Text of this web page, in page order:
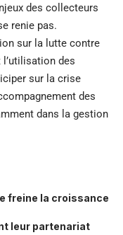
des collecteurs
renie pas.
sur la lutte contre
des
sur la crise
des
dans la gestion
freine la croissance
leur partenariat